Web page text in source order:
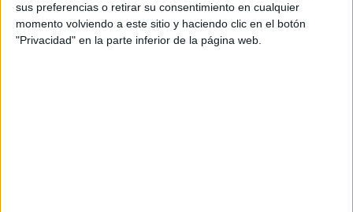
sus preferencias o retirar su consentimiento en cualquier
momento volviendo a este sitio y haciendo clic en el botón
"Privacidad" en la parte inferior de la página web.